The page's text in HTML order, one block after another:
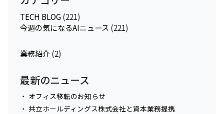
TECH BLOG(221)
今週の気になるAIニュース (221)
業務紹介 (2)
最新のニュース
オフィス移転のお知らせ
共立ホールディングス株式会社と資本業務提携